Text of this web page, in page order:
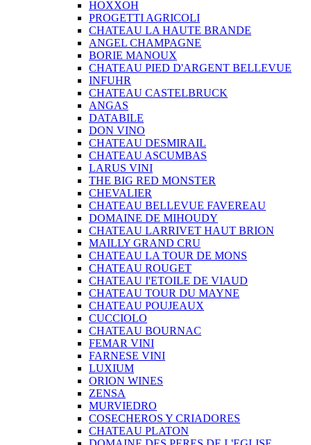
HOXXOH
PROGETTI AGRICOLI
CHATEAU LA HAUTE BRANDE
ANGEL CHAMPAGNE
BORIE MANOUX
CHATEAU PIED D'ARGENT BELLEVUE
INFUHR
CHATEAU CASTELBRUCK
ANGAS
DATABILE
DON VINO
CHATEAU DESMIRAIL
CHATEAU ASCUMBAS
LARUS VINI
THE BIG RED MONSTER
CHEVALIER
CHATEAU BELLEVUE FAVEREAU
DOMAINE DE MIHOUDY
CHATEAU LARRIVET HAUT BRION
MAILLY GRAND CRU
CHATEAU LA TOUR DE MONS
CHATEAU ROUGET
CHATEAU I'ETOILE DE VIAUD
CHATEAU TOUR DU MAYNE
CHATEAU POUJEAUX
CUCCIOLO
CHATEAU BOURNAC
FEMAR VINI
FARNESE VINI
LUXIUM
ORION WINES
ZENSA
MURVIEDRO
COSECHEROS Y CRIADORES
CHATEAU PLATON